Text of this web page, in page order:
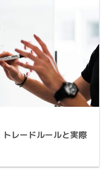
トレードルールと実際